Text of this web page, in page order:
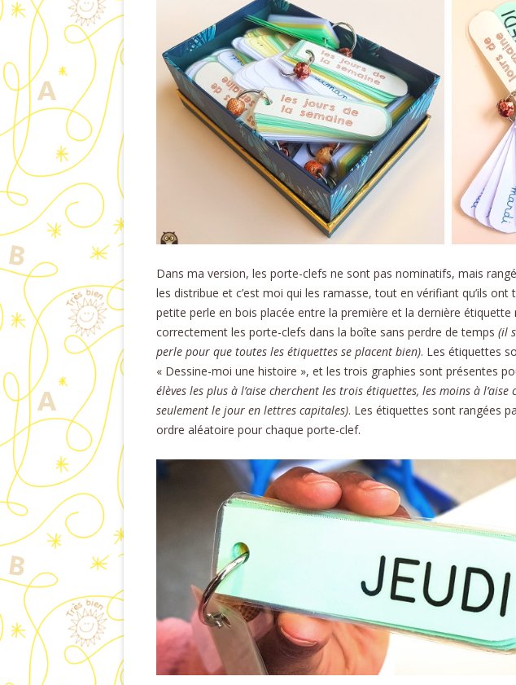
Dans ma version, les porte-clefs ne sont pas nominatifs, mais
les distribue et c’est moi qui les ramasse, tout en vérifiant qu’ils
petite perle en bois placée entre la première et la dernière
correctement les porte-clefs dans la boîte sans perdre de temps (il
perle pour que toutes les étiquettes se placent bien). Les étiquettes
« Dessine-moi une histoire », et les trois graphies sont présentes
élèves les plus à l’aise cherchent les trois étiquettes, les moins à
seulement le jour en lettres capitales). Les étiquettes sont rangées
ordre aléatoire pour chaque porte-clef.